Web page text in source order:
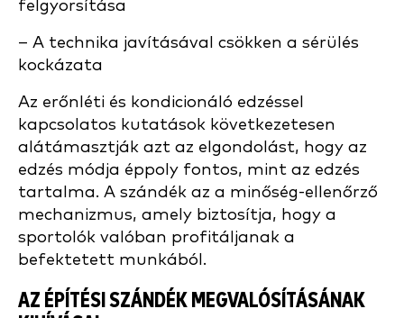
felgyorsítása
– A technika javításával csökken a sérülés
kockázata
Az erőnléti és kondicionáló edzéssel
kapcsolatos kutatások következetesen
alátámasztják azt az elgondolást, hogy az
edzés módja éppoly fontos, mint az edzés
tartalma. A szándék az a minőség-ellenőrző
mechanizmus, amely biztosítja, hogy a
sportolók valóban profitáljanak a
befektetett munkából.
AZ ÉPÍTÉSI SZÁNDÉK MEGVALÓSÍTÁSÁNAK